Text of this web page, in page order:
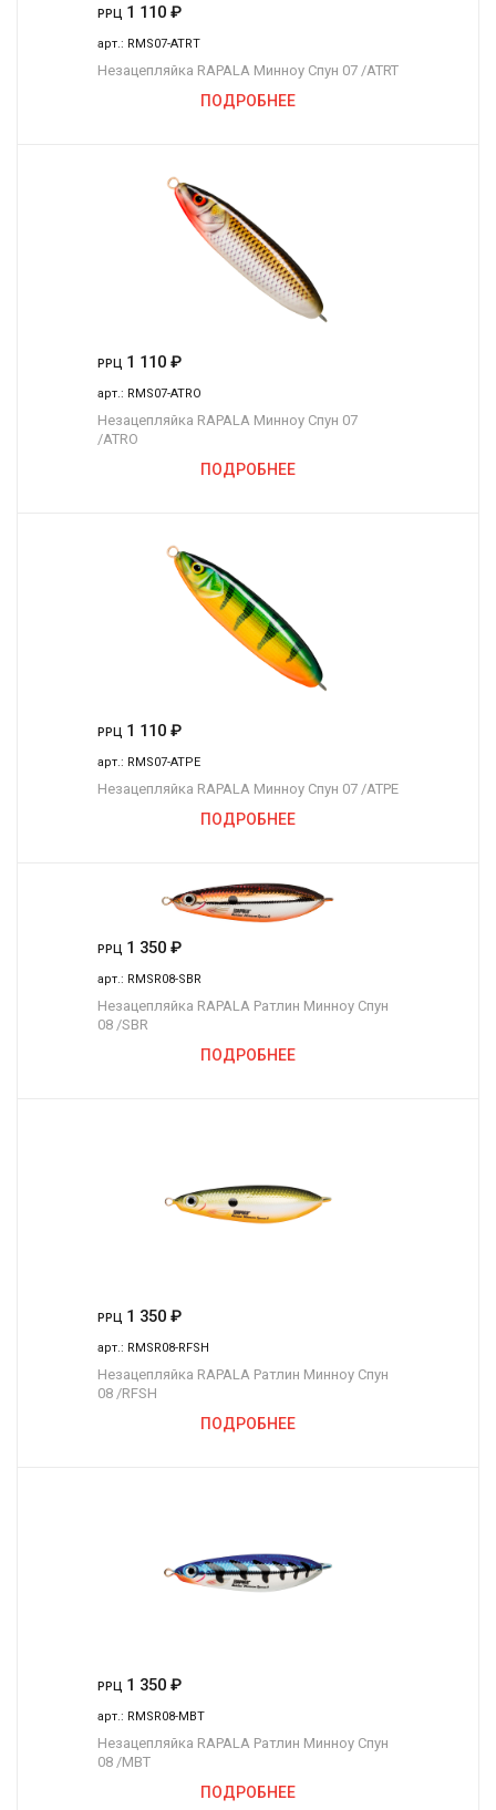
РРЦ 1 110 ₽
арт.: RMS07-ATRT
Незацепляйка RAPALA Минноу Спун 07 /ATRT
ПОДРОБНЕЕ
РРЦ 1 110 ₽
арт.: RMS07-ATRO
Незацепляйка RAPALA Минноу Спун 07
/ATRO
ПОДРОБНЕЕ
РРЦ 1 110 ₽
арт.: RMS07-ATPE
Незацепляйка RAPALA Минноу Спун 07 /ATPE
ПОДРОБНЕЕ
РРЦ 1 350 ₽
арт.: RMSR08-SBR
Незацепляйка RAPALA Ратлин Минноу Спун
08 /SBR
ПОДРОБНЕЕ
РРЦ 1 350 ₽
арт.: RMSR08-RFSH
Незацепляйка RAPALA Ратлин Минноу Спун
08 /RFSH
ПОДРОБНЕЕ
РРЦ 1 350 ₽
арт.: RMSR08-MBT
Незацепляйка RAPALA Ратлин Минноу Спун
08 /MBT
ПОДРОБНЕЕ